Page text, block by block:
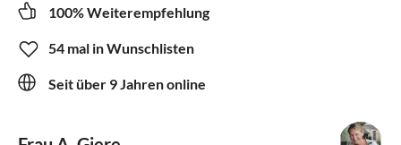
100% Weiterempfehlung
54 mal in Wunschlisten
Seit über 9 Jahren online